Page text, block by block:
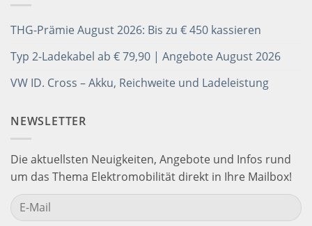
THG-Prämie August 2026: Bis zu € 450 kassieren
Typ 2-Ladekabel ab € 79,90 | Angebote August 2026
VW ID. Cross – Akku, Reichweite und Ladeleistung
NEWSLETTER
Die aktuellsten Neuigkeiten, Angebote und Infos rund
um das Thema Elektromobilität direkt in Ihre Mailbox!